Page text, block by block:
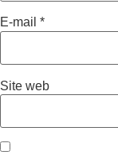
E-mail *
Site web